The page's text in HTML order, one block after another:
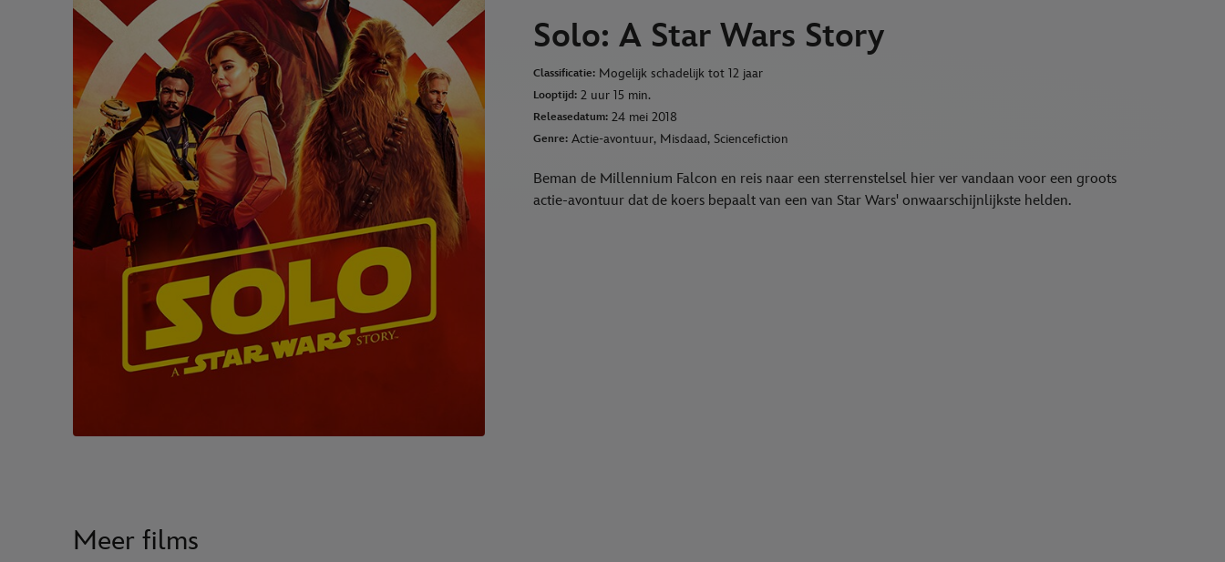
Solo: A Star Wars Story
Classificatie: Mogelijk schadelijk tot 12 jaar
Looptijd: 2 uur 15 min.
Releasedatum: 24 mei 2018
Genre: Actie-avontuur, Misdaad, Sciencefiction
Beman de Millennium Falcon en reis naar een sterrenstelsel hier ver vandaan voor een groots
actie-avontuur dat de koers bepaalt van een van Star Wars' onwaarschijnlijkste helden.
Meer films